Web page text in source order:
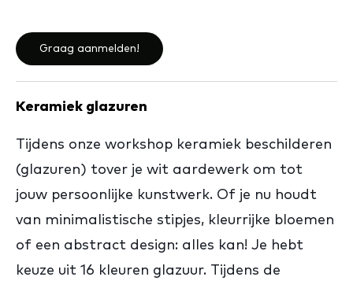
Graag aanmelden!
Keramiek glazuren
Tijdens onze workshop keramiek beschilderen
(glazuren) tover je wit aardewerk om tot
jouw persoonlijke kunstwerk. Of je nu houdt
van minimalistische stipjes, kleurrijke bloemen
of een abstract design: alles kan! Je hebt
keuze uit 16 kleuren glazuur. Tijdens de